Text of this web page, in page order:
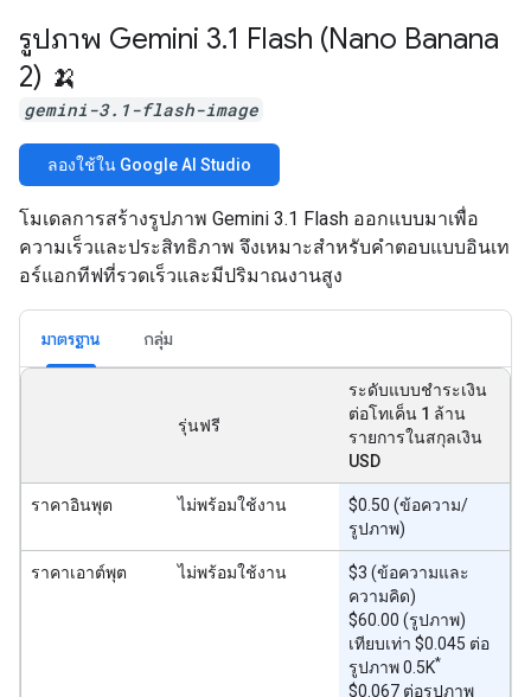
รูปภาพ Gemini 3.1 Flash (Nano Banana
2) 🍌
gemini-3.1-flash-image
ลองใช้ใน Google AI Studio
โมเดลการสร้างรูปภาพ Gemini 3.1 Flash ออกแบบมาเพื่อ
ความเร็วและประสิทธิภาพ จึงเหมาะสำหรับคำตอบแบบอินเท
อร์แอกทีฟที่รวดเร็วและมีปริมาณงานสูง
มาตรฐาน กลุ่ม
รุ่นฟรี
ระดับแบบชำระเงิน
ต่อโทเค็น 1 ล้าน
รายการในสกุลเงิน
USD
ราคาอินพุต ไม่พร้อมใช้งาน
$0.50 (ข้อความ/
รูปภาพ)
ราคาเอาต์พุต ไม่พร้อมใช้งาน
$3 (ข้อความและ
ความคิด)
$60.00 (รูปภาพ)
เทียบเท่า $0.045 ต่อ
รูปภาพ 0.5K*
$0.067 ต่อรูปภาพ